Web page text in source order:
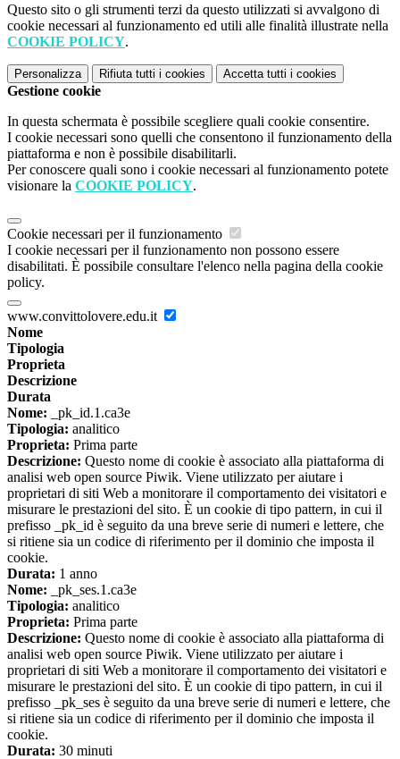
Questo sito o gli strumenti terzi da questo utilizzati si avvalgono di
cookie necessari al funzionamento ed utili alle finalità illustrate nella
COOKIE POLICY.
Personalizza Rifiuta tutti i cookies Accetta tutti i cookies
Gestione cookie
In questa schermata è possibile scegliere quali cookie consentire.
I cookie necessari sono quelli che consentono il funzionamento della
piattaforma e non è possibile disabilitarli.
Per conoscere quali sono i cookie necessari al funzionamento potete
visionare la COOKIE POLICY.
Cookie necessari per il funzionamento
I cookie necessari per il funzionamento non possono essere
disabilitati. È possibile consultare l'elenco nella pagina della cookie
policy.
www.convittolovere.edu.it
Nome
Tipologia
Proprieta
Descrizione
Durata
Nome: _pk_id.1.ca3e
Tipologia: analitico
Proprieta: Prima parte
Descrizione: Questo nome di cookie è associato alla piattaforma di
analisi web open source Piwik. Viene utilizzato per aiutare i
proprietari di siti Web a monitorare il comportamento dei visitatori e
misurare le prestazioni del sito. È un cookie di tipo pattern, in cui il
prefisso _pk_id è seguito da una breve serie di numeri e lettere, che
si ritiene sia un codice di riferimento per il dominio che imposta il
cookie.
Durata: 1 anno
Nome: _pk_ses.1.ca3e
Tipologia: analitico
Proprieta: Prima parte
Descrizione: Questo nome di cookie è associato alla piattaforma di
analisi web open source Piwik. Viene utilizzato per aiutare i
proprietari di siti Web a monitorare il comportamento dei visitatori e
misurare le prestazioni del sito. È un cookie di tipo pattern, in cui il
prefisso _pk_ses è seguito da una breve serie di numeri e lettere, che
si ritiene sia un codice di riferimento per il dominio che imposta il
cookie.
Durata: 30 minuti